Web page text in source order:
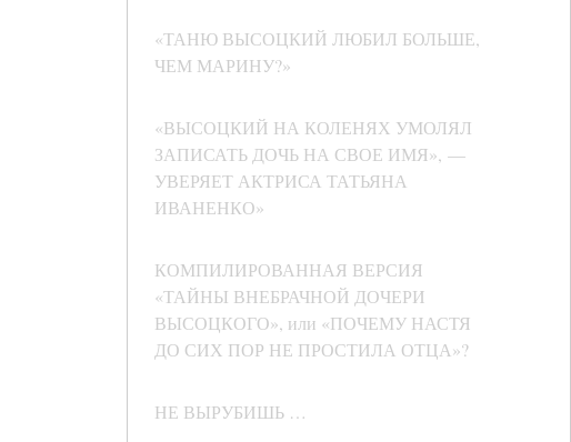
«ТАНЮ ВЫСОЦКИЙ ЛЮБИЛ БОЛЬШЕ,
ЧЕМ МАРИНУ?»
«ВЫСОЦКИЙ НА КОЛЕНЯХ УМОЛЯЛ
ЗАПИСАТЬ ДОЧЬ НА СВОЕ ИМЯ», —
УВЕРЯЕТ АКТРИСА ТАТЬЯНА
ИВАНЕНКО»
КОМПИЛИРОВАННАЯ ВЕРСИЯ
«ТАЙНЫ ВНЕБРАЧНОЙ ДОЧЕРИ
ВЫСОЦКОГО», или «ПОЧЕМУ НАСТЯ
ДО СИХ ПОР НЕ ПРОСТИЛА ОТЦА»?
НЕ ВЫРУБИШЬ …